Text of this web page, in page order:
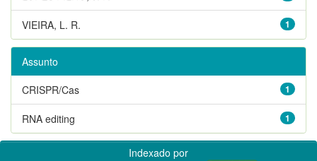
1
VIEIRA, L. R.
Assunto
1
CRISPR/Cas
1
RNA editing
Indexado por